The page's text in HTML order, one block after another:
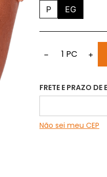
P EG
− 1 PC +
FRETE E PRAZO DE
Não sei meu CEP